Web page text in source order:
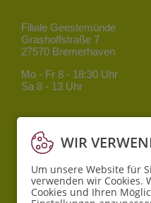
Filiale Geestemünde
Grashoffstraße 7
27570 Bremerhaven
Mo - Fr 8 - 18:30 Uhr
Sa 8 - 13 Uhr
Bgm.-Smidt-Straße 34
27568 Bremerhaven
Mo - Fr8 - 18:30 Uhr
Sa10 - 16 Uhr
WIR
Um unsere Website für
verwenden wir Cookies.
Cookies und Ihren